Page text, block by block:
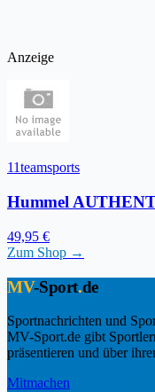
Anzeige
11teamsports
Hummel
49,95 €
Zum Shop →
MV-Sport.de
Sportnachrichten und
MV-Sport.de gibt
präsentieren und über
Mitmachen